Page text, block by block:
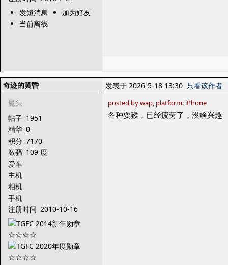
发短消息
加为好友
当前离线
奇迹的黄昏
魔头
帖子 1951
精华 0
积分 7170
激骚 109 度
爱车
主机
相机
手机
注册时间 2010-10-16
发表于 2026-5-18 13:30 只看该作者
posted by wap, platform: iPhone
各种耍猴，已经疲劳了，没啥兴趣